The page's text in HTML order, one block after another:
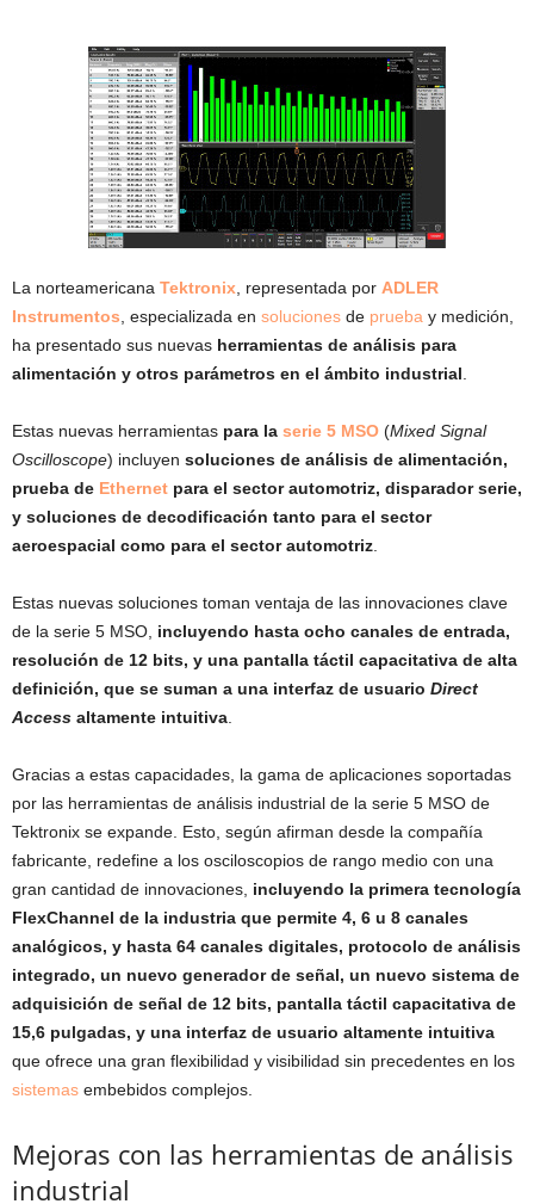
La norteamericana Tektronix , representada por ADLER
Instrumentos , especializada en soluciones de prueba y medición,
ha presentado sus nuevas herramientas de análisis para
alimentación y otros parámetros en el ámbito industrial
Estas nuevas herramientas para la serie 5 MSO (Mixed Signal
Oscilloscope) incluyen soluciones de análisis de alimentación,
prueba de Ethernet para el sector automotriz, disparador serie,
y soluciones de decodificación tanto para el sector
aeroespacial como para el sector automotriz
Estas nuevas soluciones toman ventaja de las innovaciones clave
de la serie 5 MSO, incluyendo hasta ocho canales de entrada,
resolución de 12 bits, y una pantalla táctil capacitativa de alta
definición, que se suman a una interfaz de usuario Direct
Access altamente intuitiva
Gracias a estas capacidades, la gama de aplicaciones soportadas
por las herramientas de análisis industrial de la serie 5 MSO de
Tektronix se expande. Esto, según afirman desde la compañía
fabricante, redefine a los osciloscopios de rango medio con una
gran cantidad de innovaciones, incluyendo la primera tecnología
FlexChannel de la industria que permite 4, 6 u 8 canales
analógicos, y hasta 64 canales digitales, protocolo de análisis
integrado, un nuevo generador de señal, un nuevo sistema de
adquisición de señal de 12 bits, pantalla táctil capacitativa de
15,6 pulgadas, y una interfaz de usuario altamente intuitiva
que ofrece una gran flexibilidad y visibilidad sin precedentes en los
sistemas embebidos complejos.
Mejoras con las herramientas de análisis
industrial